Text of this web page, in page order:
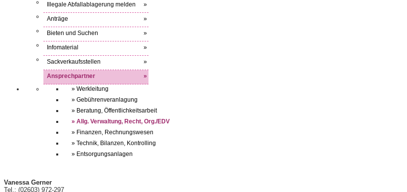
Illegale Abfallablagerung melden »
Anträge »
Bieten und Suchen »
Infomaterial »
Sackverkaufsstellen »
Ansprechpartner
»
» Werkleitung
» Gebührenveranlagung
» Beratung, Öffentlichkeitsarbeit
» Allg. Verwaltung, Recht, Org./EDV
» Finanzen, Rechnungswesen
» Technik, Bilanzen, Kontrolling
» Entsorgungsanlagen
Vanessa Gerner
Tel.: (02603) 972-297